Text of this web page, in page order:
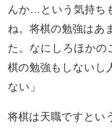
んか…という気持ち
ね。将棋の勉強はあ
た。なにしろほかの
棋の勉強もしないし
ない」
将棋は天職ですとい